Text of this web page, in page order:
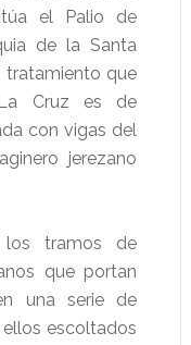
el Palio de
de la Santa
tratamiento que
Cruz es de
con vigas del
jerezano
los tramos de
que portan
una serie de
escoltados